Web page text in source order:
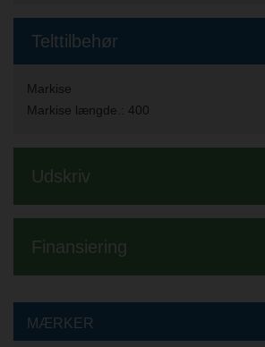
Telttilbehør
Markise
Markise længde.: 400
Udskriv
Finansiering
MÆRKER